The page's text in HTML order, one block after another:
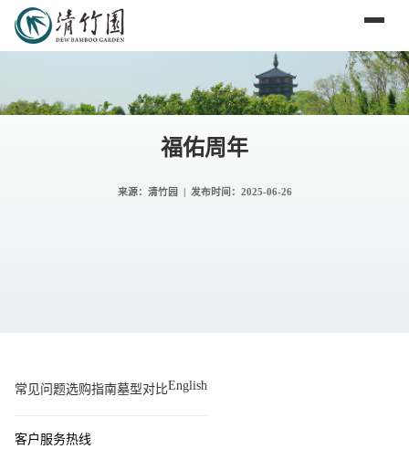
福佑周年
来源：清竹园 | 发布时间： 2025-06-26
常见问题选购指南墓型对比English
客户服务热线